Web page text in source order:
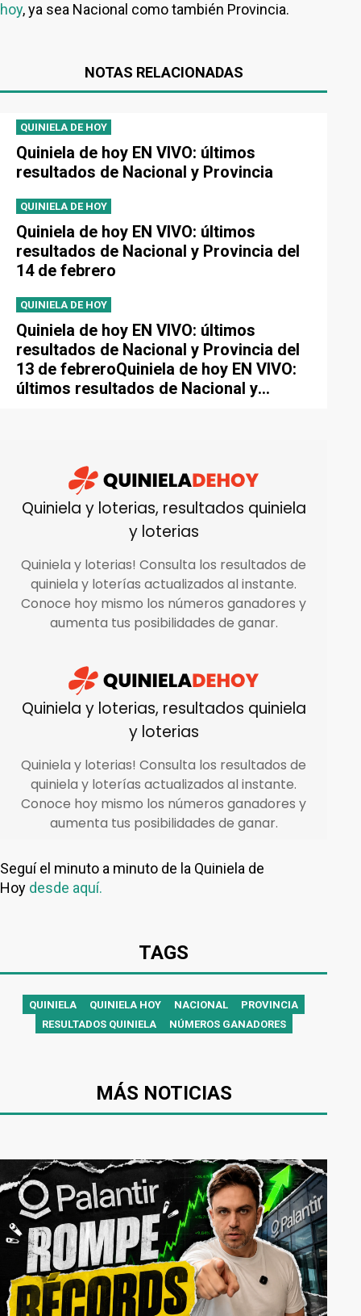
hoy, ya sea Nacional como también Provincia.
NOTAS RELACIONADAS
QUINIELA DE HOY
Quiniela de hoy EN VIVO: últimos
resultados de Nacional y Provincia
QUINIELA DE HOY
Quiniela de hoy EN VIVO: últimos
resultados de Nacional y Provincia del
14 de febrero
QUINIELA DE HOY
Quiniela de hoy EN VIVO: últimos
resultados de Nacional y Provincia del
13 de febreroQuiniela de hoy EN VIVO:
últimos resultados de Nacional y
Seguí el minuto a minuto de la Quiniela de
Hoy desde aquí.
TAGS
QUINIELA QUINIELA HOY NACIONAL
PROVINCIA
RESULTADOS QUINIELA
NÚMEROS GANADORES
MÁS NOTICIAS